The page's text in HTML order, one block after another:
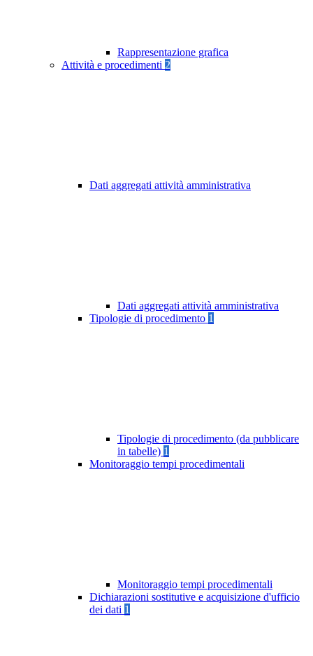
Rappresentazione grafica
Attività e procedimenti 2
Dati aggregati attività amministrativa
Dati aggregati attività amministrativa
Tipologie di procedimento 1
Tipologie di procedimento (da pubblicare
in tabelle) 1
Monitoraggio tempi procedimentali
Monitoraggio tempi procedimentali
Dichiarazioni sostitutive e acquisizione d'ufficio
dei dati 1